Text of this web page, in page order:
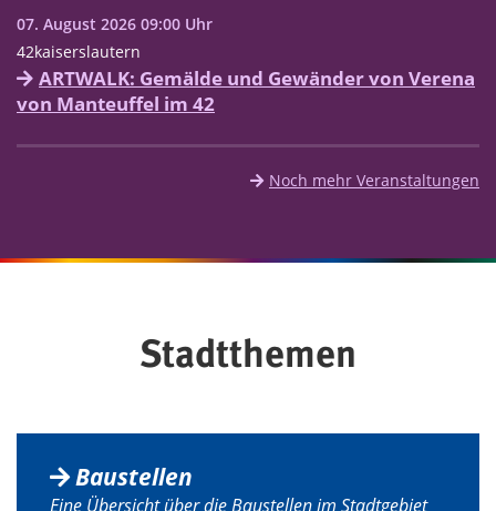
07. August 2026 09:00 Uhr
42kaiserslautern
ARTWALK: Gemälde und Gewänder von Verena
von Manteuffel im 42
Noch mehr Veranstaltungen
Stadtthemen
Baustellen
Eine Übersicht über die Baustellen im Stadtgebiet